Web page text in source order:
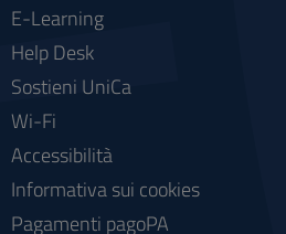
E-Learning
Help Desk
Sostieni UniCa
Wi-Fi
Accessibilità
Informativa sui cookies
Pagamenti pagoPA